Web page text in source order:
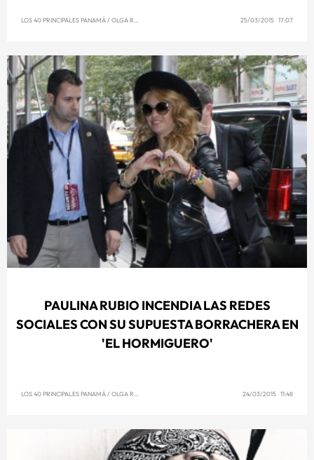
LOS 40 PRINCIPALES PANAMÁ/ OLGA REYNA 25/03/2015 17:07
PAULINA RUBIO INCENDIA LAS REDES
SOCIALES CON SU SUPUESTA BORRACHERA EN
'EL HORMIGUERO'
LOS 40 PRINCIPALES PANAMÁ/ OLGA REYNA 24/03/2015 11:48